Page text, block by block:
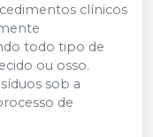
clínicos
todo tipo de
ou osso.
sob a
de